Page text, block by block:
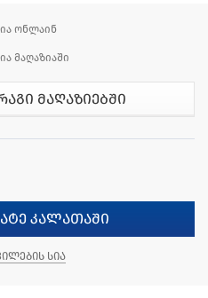
ონლაინ
მაღაზიაში
მაღაზიებში
კალათაში
სია